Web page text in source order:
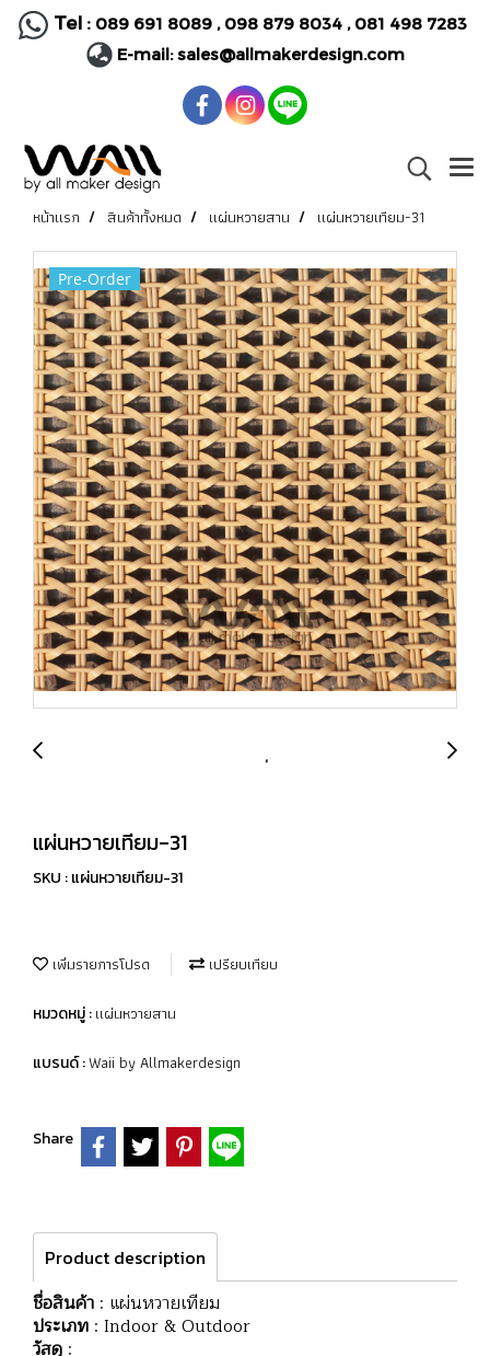
Tel : 089 691 8089, 098 879 8034 , 081 498 7283
E-mail:sales@allmakerdesign.com
หน้าแรก สินค้าทั้งหมด แผ่นหวายสาน แผ่นหวายเทียม-31
Pre-Order
แผ่นหวายเทียม-31
SKU : แผ่นหวายเทียม-31
เพิ่มรายการโปรด เปรียบเทียบ
หมวดหมู่ :แผ่นหวายสาน
แบรนด์ :Waii by Allmakerdesign
Share
Product description
ชื่อสินค้า : แผ่นหวายเทียม
ประเภท : Indoor & Outdoor
วัสดุ :